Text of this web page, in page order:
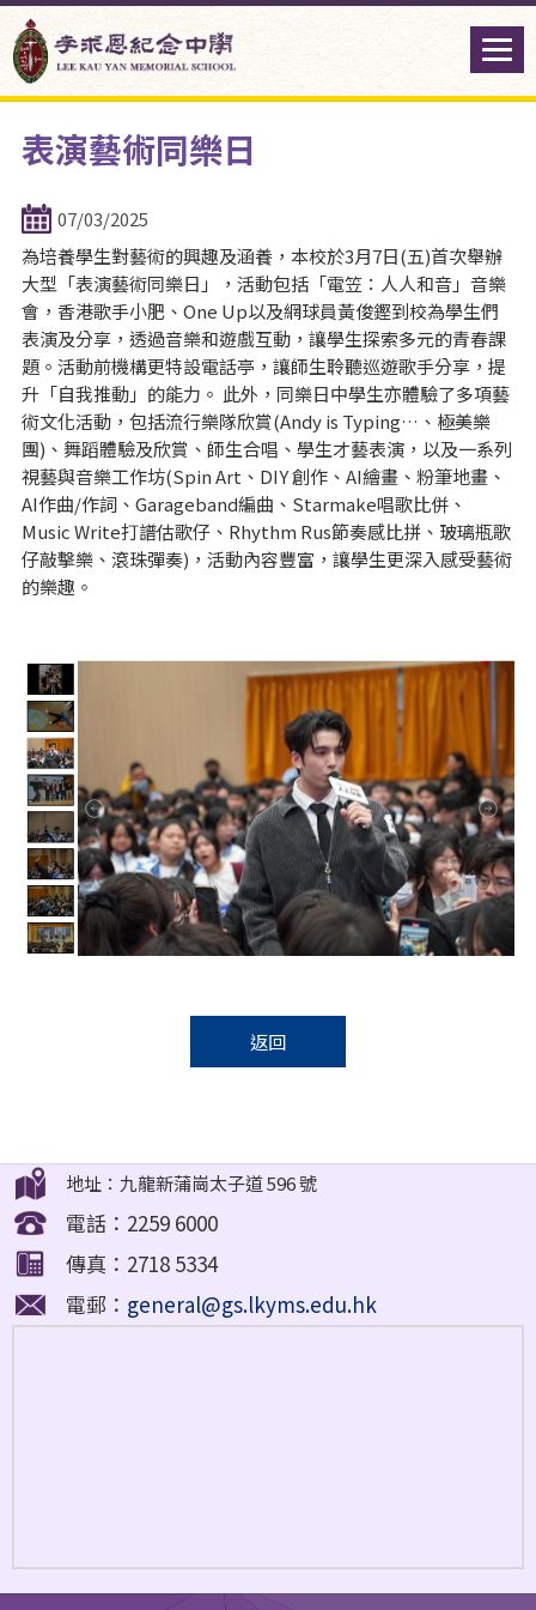
表演藝術同樂日
07/03/2025
為培養學生對藝術的興趣及涵養，本校於3月7日(五)首次舉辦
大型「表演藝術同樂日」，活動包括「電笠：人人和音」音樂
會，香港歌手小肥、One Up以及網球員黃俊鏗到校為學生們
表演及分享，透過音樂和遊戲互動，讓學生探索多元的青春課
題。活動前機構更特設電話亭，讓師生聆聽巡遊歌手分享，提
升「自我推動」的能力。 此外，同樂日中學生亦體驗了多項藝
術文化活動，包括流行樂隊欣賞(Andy is Typing…、極美樂
團)、舞蹈體驗及欣賞、師生合唱、學生才藝表演，以及一系列
視藝與音樂工作坊(Spin Art、DIY 創作、AI繪畫、粉筆地畫、
AI作曲/作詞、Garageband編曲、Starmake唱歌比併、
Music Write打譜估歌仔、Rhythm Rus節奏感比拼、玻璃瓶歌
仔敲擊樂、滾珠彈奏)，活動內容豐富，讓學生更深入感受藝術
的樂趣。
返回
地址：九龍新蒲崗太子道 596 號
電話：2259 6000
傳真：2718 5334
電郵： general@gs.lkyms.edu.hk